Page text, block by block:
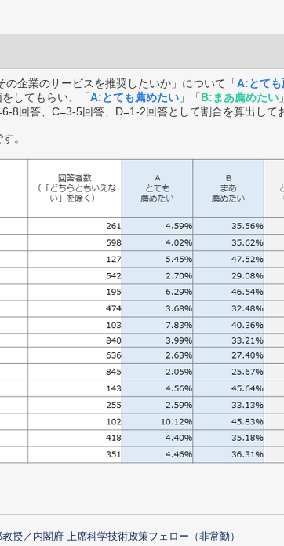
企業のサービスを推奨したいか」について「A:とても
してもらい、「A:とても薦めたい 」「B:まあ薦めたい
8回答、C=3-5回答、D=1-2回答として割合を算出して
。
授／内閣府 上席科学技術政策フェロー（非常勤）